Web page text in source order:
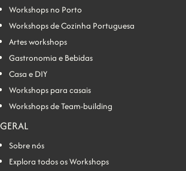
Workshops no Porto
Workshops de Cozinha Portuguesa
Artes workshops
Gastronomia e Bebidas
Casa e DIY
Workshops para casais
Workshops de Team-building
GERAL
Sobre nós
Explora todos os Workshops